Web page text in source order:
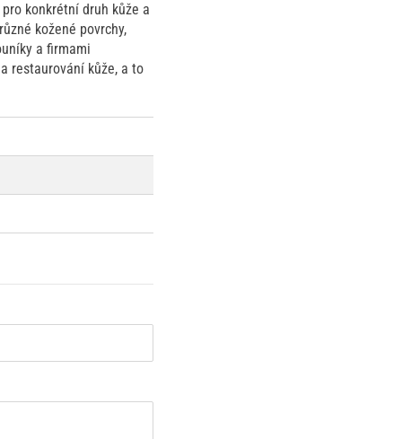
konkrétní druh kůže a
kožené povrchy,
a firmami
restaurování kůže, a to